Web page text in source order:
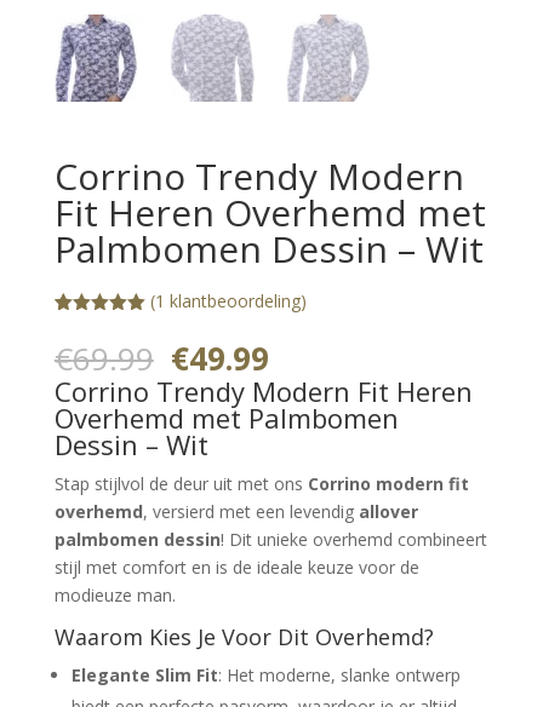
Corrino Trendy Modern
Fit Heren Overhemd met
Palmbomen Dessin – Wit
gebaseerd
klantbeoorde
ling
(1 klantbeoordeling)
€69.99 Oorspronkelijke
prijs
was:
€69.99.
€49.99Huidige
prijs
is:
€49.99.
Corrino Trendy Modern Fit Heren
Overhemd met Palmbomen
Dessin – Wit
Stap stijlvol de deur uit met ons Corrino modern fit
overhemd, versierd met een levendig allover
palmbomen dessin! Dit unieke overhemd combineert
stijl met comfort en is de ideale keuze voor de
modieuze man.
Waarom Kies Je Voor Dit Overhemd?
Elegante Slim Fit: Het moderne, slanke ontwerp